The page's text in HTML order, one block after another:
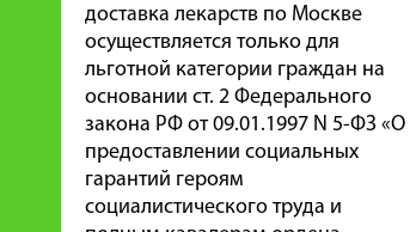
доставка лекарств по Москве
осуществляется только для
льготной категории граждан на
основании ст. 2 Федерального
закона РФ от 09.01.1997 N 5-ФЗ «О
предоставлении социальных
гарантий героям
социалистического труда и